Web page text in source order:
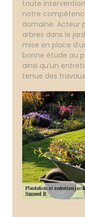
toute
notre
domaine. Acteur
arbres dans le
mise en place
bonne étude au
ainsi qu’un
tenue des